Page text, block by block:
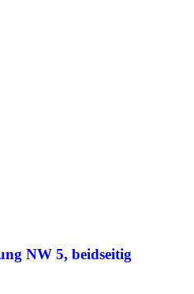
NW 5, beidseitig